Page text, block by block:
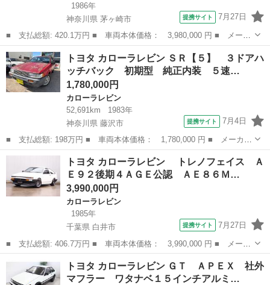
1986年
神奈川県 茅ヶ崎市
提携サイト 7月27日
■ 支払総額: 420.1万円 ■ 車両本体価格： 3,980,000 円 ■ メーカ
ー名： トヨタ ■ 車種名： カローラレビン ■ グレード名： Ｇ
Ｔ ＡＰＥＸ 公認左ハンドル ３ドアハッチバック エアコンパワ
ステ付 ...
神奈川 茅ヶ崎市 カローラレビン
トヨタ カローラレビン ＳＲ【５】 ３ドアハ
ッチバック 初期型 純正内装 ５速…
1,780,000円
カローラレビン
52,691km
1983年
神奈川県 藤沢市
提携サイト 7月4日
■ 支払総額: 198万円 ■ 車両本体価格： 1,780,000 円 ■ メーカー
名： トヨタ ■ 車種名： カローラレビン ■ グレード名： ＳＲ
【５】 ３ドアハッチバック 初期型 純正内装 ５速マニュアル
ノーマルサ...
藤沢市 カローラレビン
トヨタ カローラレビン トレノフェイス Ａ
Ｅ９２後期４ＡＧＥ公認 ＡＥ８６Ｍ…
3,990,000円
カローラレビン
1985年
千葉県 白井市
提携サイト 7月27日
■ 支払総額: 406.7万円 ■ 車両本体価格： 3,990,000 円 ■ メーカ
ー名： トヨタ ■ 車種名： カローラレビン ■ グレード名：
トレノフェイス ＡＥ９２後期４ＡＧＥ公認 ＡＥ８６ＭＴ Ｒ１３
４エアコ...
白井市 カローラレビン
トヨタ カローラレビン ＧＴ ＡＰＥＸ 社外
マフラー ワタナベ１５インチアルミ…